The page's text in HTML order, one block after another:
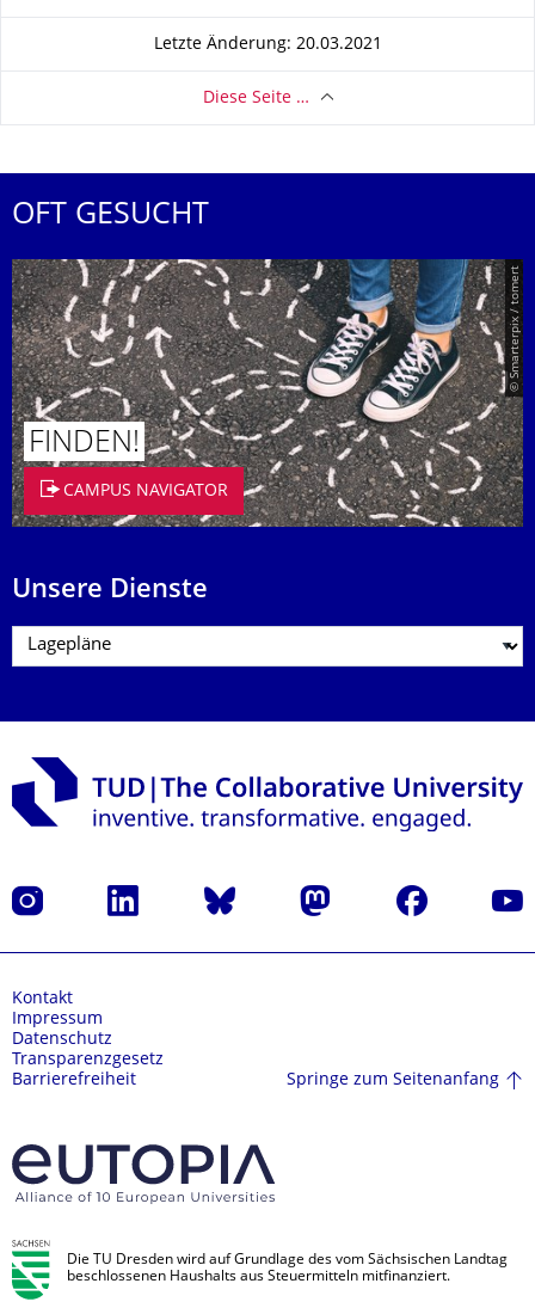
Letzte Änderung: 20.03.2021
Diese Seite …
OFT GESUCHT
© Smarterpix / tomert
FINDEN!
CAMPUS NAVIGATOR
Unsere Dienste
Instagram LinkedIn Bluesky Mastodon Facebook
Kontakt
Impressum
Datenschutz
Transparenzgesetz
Barrierefreiheit
Springe zum Seitenanfang
Die TU Dresden wird auf Grundlage des vom Sächsischen Landtag
beschlossenen Haushalts aus Steuermitteln mitfinanziert.